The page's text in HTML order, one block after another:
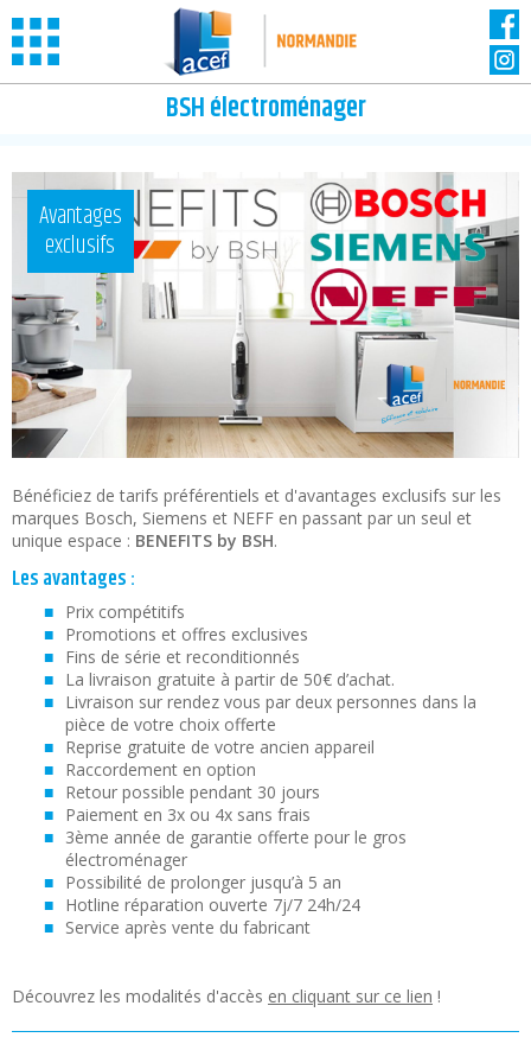
BSH électroménager
Avantages
exclusifs
Bénéficiez de tarifs préférentiels et d'avantages exclusifs sur les
marques Bosch, Siemens et NEFF en passant par un seul et
unique espace : BENEFITS by BSH.
Les avantages :
Prix compétitifs
Promotions et offres exclusives
Fins de série et reconditionnés
La livraison gratuite à partir de 50€ d’achat.
Livraison sur rendez vous par deux personnes dans la
pièce de votre choix offerte
Reprise gratuite de votre ancien appareil
Raccordement en option
Retour possible pendant 30 jours
Paiement en 3x ou 4x sans frais
3ème année de garantie offerte pour le gros
électroménager
Possibilité de prolonger jusqu’à 5 an
Hotline réparation ouverte 7j/7 24h/24
Service après vente du fabricant
Découvrez les modalités d'accès en cliquant sur ce lien !
Panneau de gestion des cookies